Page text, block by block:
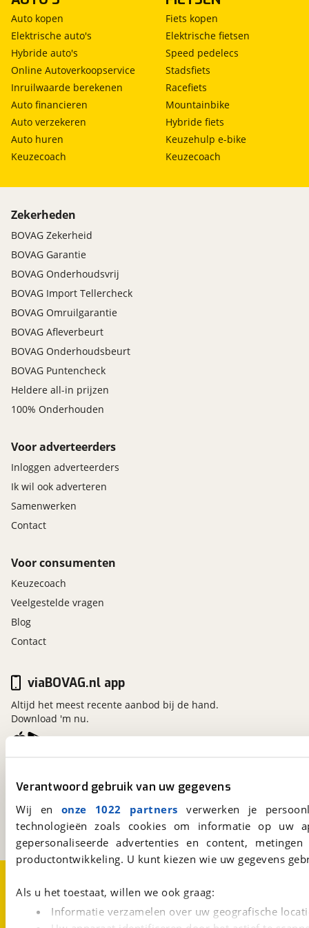
Verantwoord gebruik van uw gegevens
Wij en onze 1022 partners verwerken je
technologieën zoals cookies om informatie op
gepersonaliseerde advertenties en content,
productontwikkeling. U kunt kiezen wie uw gegevens
Als u het toestaat, willen we ook graag:
Informatie verzamelen over uw geografische
electronic climate controle
voorstoelen verwarmd
warmtepomp
achterbank in delen neerklapbaar
achteruitrijcamera
airco separaat achter
armsteun achter
armsteun voor
binnenspiegel automatisch dimmend
chroom delen interieur
elektrische ramen voor en achter
geheugen
hemelbekleding donker
keyless entry/start
lendesteunen (verstelbaar)
sfeerverlichting
sportief interieur
variabele stuuroverbrenging
voorstoelen in hoogte verstelbaar
zonnescherm zijruiten
Overig
verstelbaar
oplaadmogelijkheid
Veiligheid
actieve noodgeval assistent
Anti Blokkeer Systeem
Anti doorSlip Regeling
automatische snelheids begrenzing
bestuurdersairbag
cruise control adaptief met Stop&Go en stuurhulp
Elektronisch Stabiliteits Programma
parkeersensor voor en achter
passagiersairbag
rijstrooksensor met correctie
verkeersbord detectie
vermoeidheids herkenning
zij airbag(s) achter
aanbieder te brengen. Lees hier meer over in
privacyverklaring .
Auto kopen
Elektrische auto's
Hybride auto's
Online Autoverkoopservice
Inruilwaarde berekenen
Auto financieren
Auto verzekeren
Auto huren
Keuzecoach
Fiets kopen
Elektrische fietsen
Speed pedelecs
Stadsfiets
Racefiets
Mountainbike
Hybride fiets
Keuzehulp e-bike
Keuzecoach
Zekerheden
BOVAG Zekerheid
BOVAG Garantie
BOVAG Onderhoudsvrij
BOVAG Import Tellercheck
BOVAG Omruilgarantie
BOVAG Afleverbeurt
BOVAG Onderhoudsbeurt
BOVAG Puntencheck
Heldere all-in prijzen
100% Onderhouden
Voor adverteerders
Inloggen adverteerders
Ik wil ook adverteren
Samenwerken
Contact
Voor consumenten
Keuzecoach
Veelgestelde vragen
Blog
Contact
Kosterijland15
Een initiatief van
BOVAG
viaBOVAG.nl app
Altijd het meest recente aanbod bij de hand.
Download 'm nu.
CookievoorkeurenVacatures